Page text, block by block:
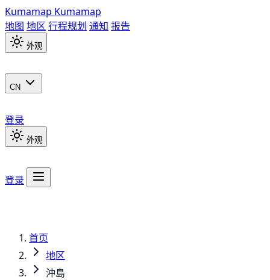
Kumamap Kumamap
地图 地区 行程规划 通知 报告
外观
CN
登录
外观
登录
首页
地区
沖島